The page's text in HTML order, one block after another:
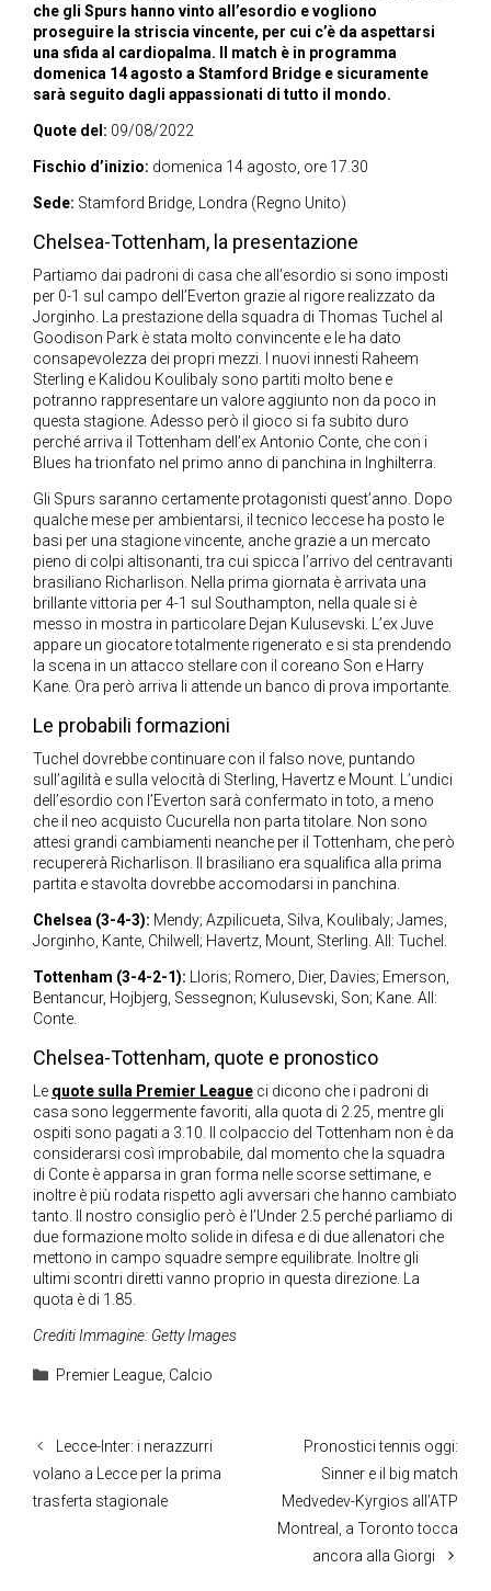
che gli Spurs hanno vinto all’esordio e vogliono
proseguire la striscia vincente, per cui c’è da aspettarsi
una sfida al cardiopalma. Il match è in programma
domenica 14 agosto a Stamford Bridge e sicuramente
sarà seguito dagli appassionati di tutto il mondo.
Quote del: 09/08/2022
Fischio d’inizio: domenica 14 agosto, ore 17.30
Sede: Stamford Bridge, Londra (Regno Unito)
Chelsea-Tottenham, la presentazione
Partiamo dai padroni di casa che all’esordio si sono imposti
per 0-1 sul campo dell’Everton grazie al rigore realizzato da
Jorginho. La prestazione della squadra di Thomas Tuchel al
Goodison Park è stata molto convincente e le ha dato
consapevolezza dei propri mezzi. I nuovi innesti Raheem
Sterling e Kalidou Koulibaly sono partiti molto bene e
potranno rappresentare un valore aggiunto non da poco in
questa stagione. Adesso però il gioco si fa subito duro
perché arriva il Tottenham dell’ex Antonio Conte, che con i
Blues ha trionfato nel primo anno di panchina in Inghilterra.
Gli Spurs saranno certamente protagonisti quest’anno. Dopo
qualche mese per ambientarsi, il tecnico leccese ha posto le
basi per una stagione vincente, anche grazie a un mercato
pieno di colpi altisonanti, tra cui spicca l’arrivo del centravanti
brasiliano Richarlison. Nella prima giornata è arrivata una
brillante vittoria per 4-1 sul Southampton, nella quale si è
messo in mostra in particolare Dejan Kulusevski. L’ex Juve
appare un giocatore totalmente rigenerato e si sta prendendo
la scena in un attacco stellare con il coreano Son e Harry
Kane. Ora però arriva li attende un banco di prova importante.
Le probabili formazioni
Tuchel dovrebbe continuare con il falso nove, puntando
sull’agilità e sulla velocità di Sterling, Havertz e Mount. L’undici
dell’esordio con l’Everton sarà confermato in toto, a meno
che il neo acquisto Cucurella non parta titolare. Non sono
attesi grandi cambiamenti neanche per il Tottenham, che però
recupererà Richarlison. Il brasiliano era squalifica alla prima
partita e stavolta dovrebbe accomodarsi in panchina.
Chelsea (3-4-3): Mendy; Azpilicueta, Silva, Koulibaly; James,
Jorginho, Kante, Chilwell; Havertz, Mount, Sterling. All: Tuchel.
Tottenham (3-4-2-1): Lloris; Romero, Dier, Davies; Emerson,
Bentancur, Hojbjerg, Sessegnon; Kulusevski, Son; Kane. All:
Conte.
Chelsea-Tottenham, quote e pronostico
Le quote sulla Premier League ci dicono che i padroni di
casa sono leggermente favoriti, alla quota di 2.25, mentre gli
ospiti sono pagati a 3.10. Il colpaccio del Tottenham non è da
considerarsi così improbabile, dal momento che la squadra
di Conte è apparsa in gran forma nelle scorse settimane, e
inoltre è più rodata rispetto agli avversari che hanno cambiato
tanto. Il nostro consiglio però è l’Under 2.5 perché parliamo di
due formazione molto solide in difesa e di due allenatori che
mettono in campo squadre sempre equilibrate. Inoltre gli
ultimi scontri diretti vanno proprio in questa direzione. La
quota è di 1.85.
Crediti Immagine: Getty Images
Categorie
Premier League, Calcio
Lecce-Inter: i nerazzurri
volano a Lecce per la prima
trasferta stagionale
Pronostici tennis oggi:
Sinner e il big match
Medvedev-Kyrgios all’ATP
Montreal, a Toronto tocca
ancora alla Giorgi